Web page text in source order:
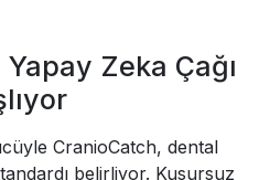
Yapay Zeka Çağı
CranioCatch, dental
belirliyor. Kusursuz